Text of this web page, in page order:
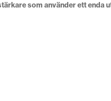
som använder ett enda